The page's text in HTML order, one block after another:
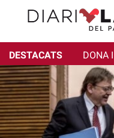
DESTACATS DONA